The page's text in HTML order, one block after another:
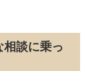
談に乗っ